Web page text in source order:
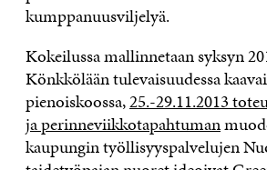
kumppanuusviljelyä.
Kokeilussa mallinnetaan syksyn
Könkkölään tulevaisuudessa
pienoiskoossa,25.-29.11.2013
ja perinneviikkotapahtuman
kaupungin työllisyyspalvelujen